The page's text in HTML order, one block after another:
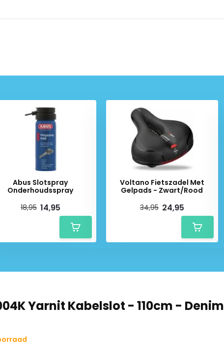
mee te nemen
een soepele textiellaag zo
Dankzij de flexibiliteit
bereikbare plekken. De
in je tas, rugzak of
Abus Slotspray
Onderhoudsspray
18,95 14,95
Voltano Fietszadel Met
Gelpads - Zwart/Rood
34,95 24,95
Yarnit Kabelslot - 110cm - Denim